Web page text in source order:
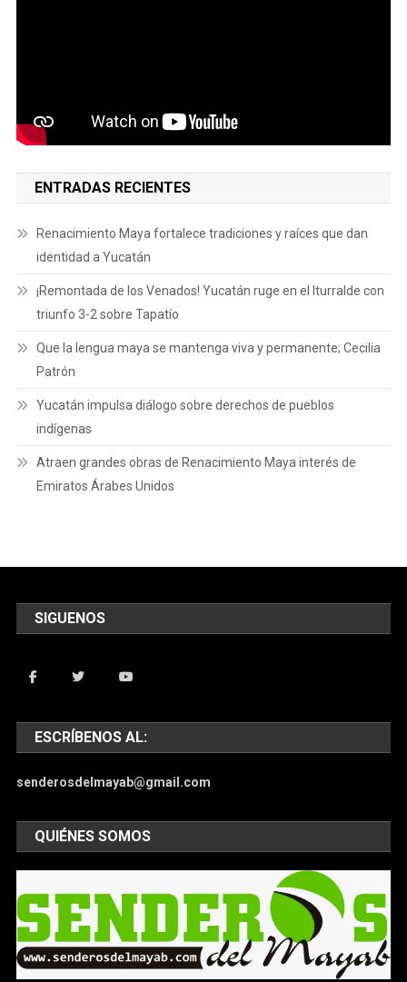
ENTRADAS RECIENTES
Renacimiento Maya fortalece tradiciones y raíces que dan
identidad a Yucatán
¡Remontada de los Venados! Yucatán ruge en el Iturralde con
triunfo 3-2 sobre Tapatío
Que la lengua maya se mantenga viva y permanente; Cecilia
Patrón
Yucatán impulsa diálogo sobre derechos de pueblos
indígenas
Atraen grandes obras de Renacimiento Maya interés de
Emiratos Árabes Unidos
SIGUENOS
ESCRÍBENOS AL:
senderosdelmayab@gmail.com
QUIÉNES SOMOS